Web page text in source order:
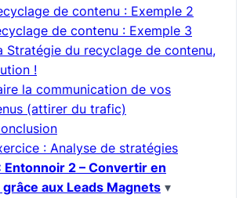
de contenu : Exemple 2
de contenu : Exemple 3
Stratégie du recyclage de contenu,
!
la communication de vos
(attirer du trafic)
: Analyse de stratégies
Entonnoir 2 – Convertir en
aux Leads Magnets ▾